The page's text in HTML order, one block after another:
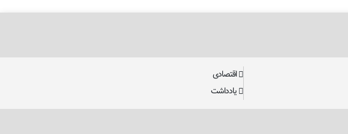
اقتصادی
یادداشت